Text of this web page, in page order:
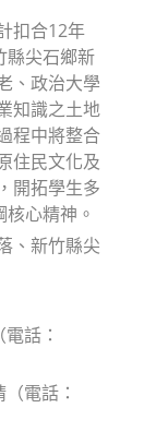
扣合12年
縣尖石鄉新
、政治大學
知識之土地
程中將整合
住民文化及
開拓學生多
心精神。
、新竹縣尖
話：
電話：